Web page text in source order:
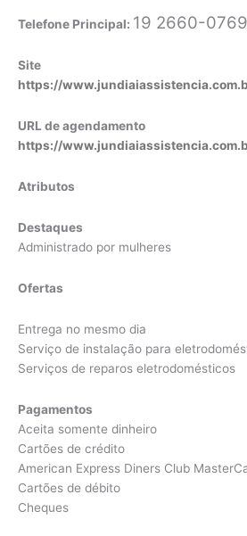
Telefone Principal: 19 2660-0769
Site
https://
URL de agendamento
https://
Atributos
Destaques
Administrado por mulheres
Ofertas
Entrega no mesmo dia
Serviço de instalação para
Serviços de reparos eletrodomésticos
Pagamentos
Aceita somente dinheiro
Cartões de crédito
American Express Diners Club
Cartões de débito
Cheques